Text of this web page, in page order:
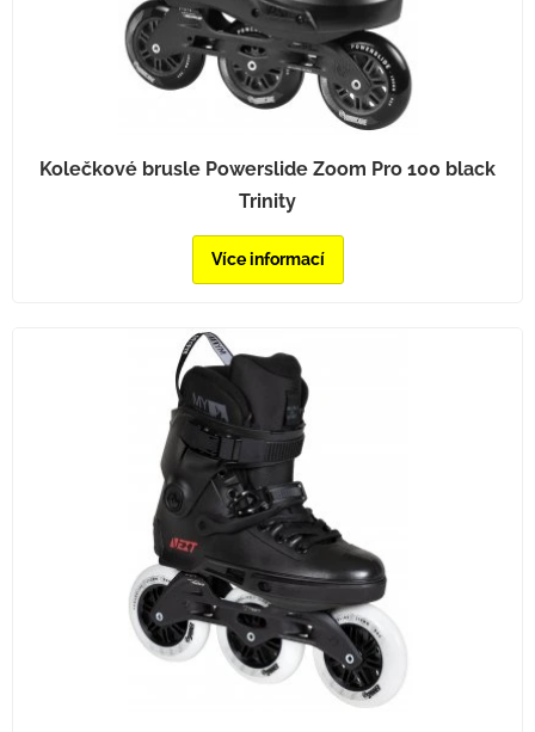
Kolečkové brusle Powerslide Zoom Pro 100 black
Trinity
Více informací